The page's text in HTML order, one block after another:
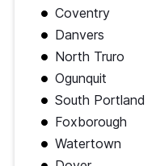
Coventry
Danvers
North Truro
Ogunquit
South Portland
Foxborough
Watertown